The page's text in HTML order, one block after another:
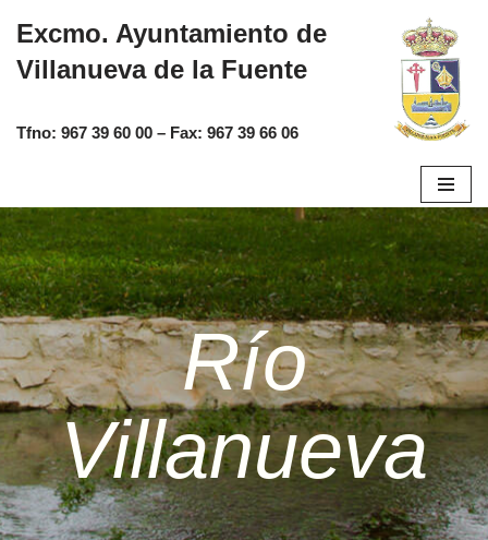
Saltar
al
Excmo. Ayuntamiento de
Villanueva de la Fuente
Tfno: 967 39 60 00 – Fax: 967 39 66 06
Río
Villanueva